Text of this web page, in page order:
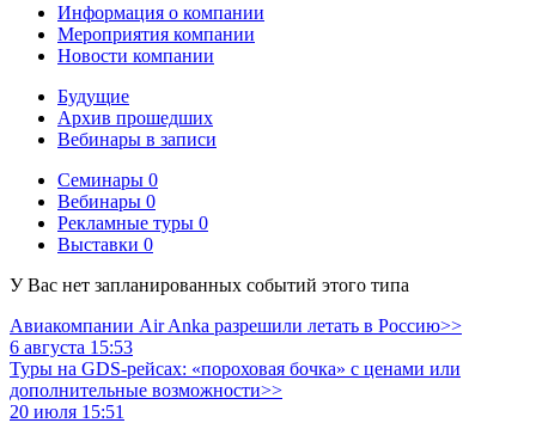
Информация о компании
Мероприятия компании
Новости компании
Будущие
Архив прошедших
Вебинары в записи
Семинары 0
Вебинары 0
Рекламные туры 0
Выставки 0
У Вас нет запланированных событий этого типа
Авиакомпании Air Anka разрешили летать в Россию>>
6 августа 15:53
Туры на GDS-рейсах: «пороховая бочка» с ценами или
дополнительные возможности>>
20 июля 15:51